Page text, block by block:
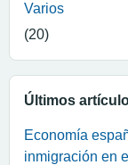
Varios
(20)
Últimos
Economía
inmigración en